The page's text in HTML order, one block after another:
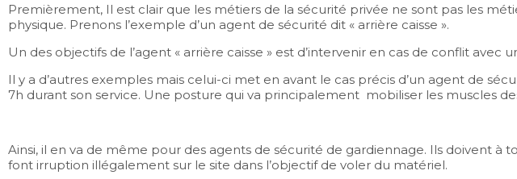
Premièrement, Il est clair que les métiers de la sécurité privée ne sont pas les
physique. Prenons l’exemple d’un agent de sécurité dit « arrière caisse ».
Un des objectifs de l’agent « arrière caisse » est d’intervenir en cas de conflit avec
Il y a d’autres exemples mais celui-ci met en avant le cas précis d’un agent de
7h durant son service. Une posture qui va principalement mobiliser les muscles
Ainsi, il en va de même pour des agents de sécurité de gardiennage. Ils doivent à
font irruption illégalement sur le site dans l’objectif de voler du matériel.